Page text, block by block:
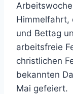
und Bettag
arbeitsfreie
christlichen
bekannten
Mai gefeiert.